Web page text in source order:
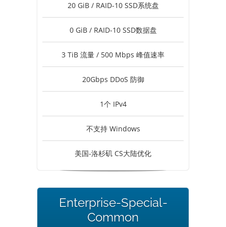
20 GiB / RAID-10 SSD系统盘
0 GiB / RAID-10 SSD数据盘
3 TiB 流量 / 500 Mbps 峰值速率
20Gbps DDoS 防御
1个 IPv4
不支持 Windows
美国-洛杉矶 CS大陆优化
Enterprise-Special-
Common